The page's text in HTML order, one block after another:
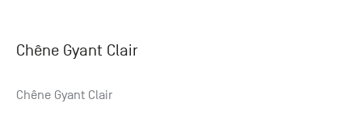
Chêne Gyant Clair
Chêne Gyant Clair